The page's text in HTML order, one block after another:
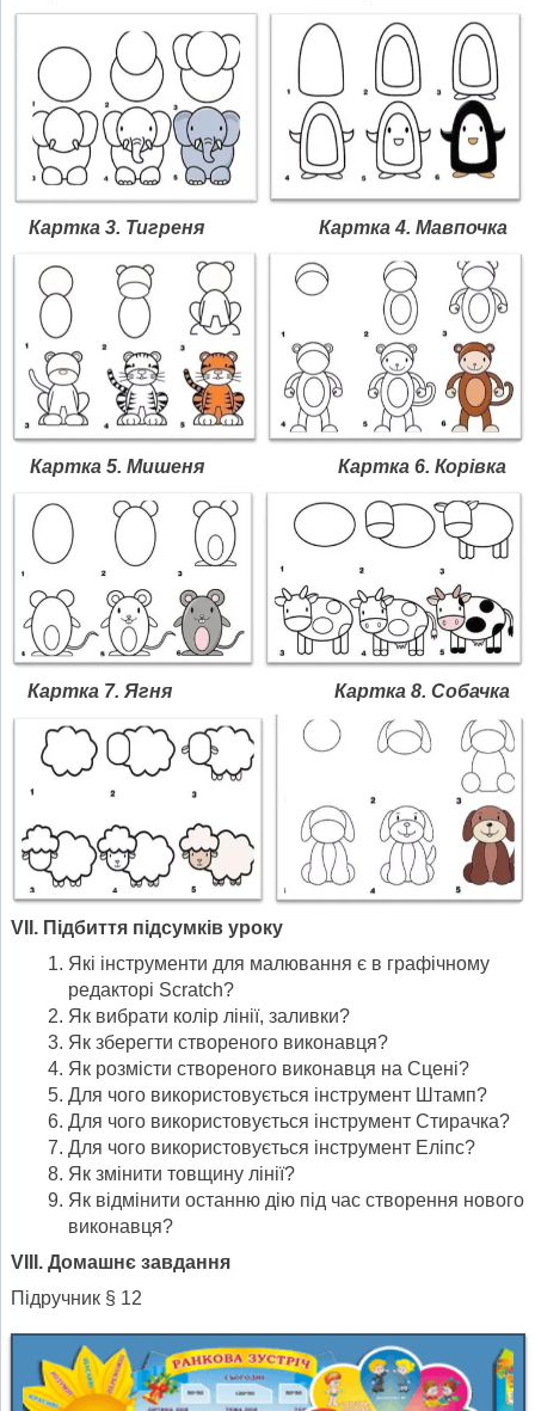
Картка 3. Тигреня Картка 4. Мавпочка
Картка 5. Мишеня Картка 6. Корівка
Картка 7. Ягня Картка 8. Собачка
V ІІ. Підбиття підсумків уроку
Які інструменти для малювання є в графічному
редакторі Scratch?
Як вибрати колір лінії, заливки?
Як зберегти створеного виконавця?
Як розмісти створеного виконавця на Сцені?
Для чого використовується інструмент Штамп?
Для чого використовується інструмент Стирачка?
Для чого використовується інструмент Еліпс?
Як змінити товщину лінії?
Як відмінити останню дію під час створення нового
виконавця?
VI
I. Домашнє завдання
Підручник § 12